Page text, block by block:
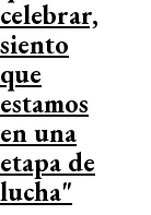
celebrar,
siento
que
estamos
en una
etapa de
lucha"